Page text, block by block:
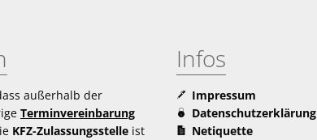
außerhalb der
Terminvereinbarung
KFZ-Zulassungsstelle ist
Infos
Impressum
Datenschutzerklärung
Netiquette